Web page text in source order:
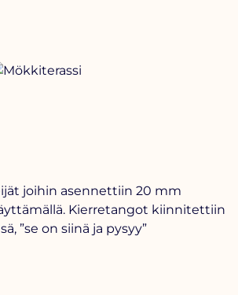
joihin asennettiin 20 mm
Kierretangot kiinnitettiin
”se on siinä ja pysyy”